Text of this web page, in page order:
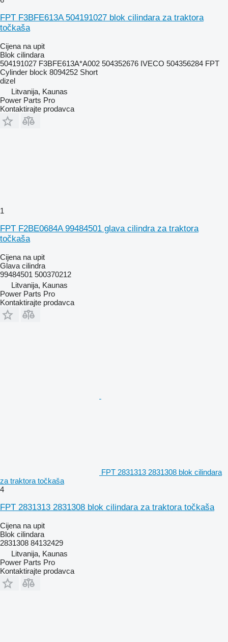
FPT F3BFE613A 504191027 blok cilindara za traktora
točkaša
Cijena na upit
Blok cilindara
504191027 F3BFE613A*A002 504352676 IVECO 504356284 FPT
Cylinder block 8094252 Short
dizel
Litvanija, Kaunas
Power Parts Pro
Kontaktirajte prodavca
1
FPT F2BE0684A 99484501 glava cilindra za traktora
točkaša
Cijena na upit
Glava cilindra
99484501 500370212
Litvanija, Kaunas
Power Parts Pro
Kontaktirajte prodavca
FPT 2831313 2831308 blok cilindara
za traktora točkaša
4
FPT 2831313 2831308 blok cilindara za traktora točkaša
Cijena na upit
Blok cilindara
2831308 84132429
Litvanija, Kaunas
Power Parts Pro
Kontaktirajte prodavca